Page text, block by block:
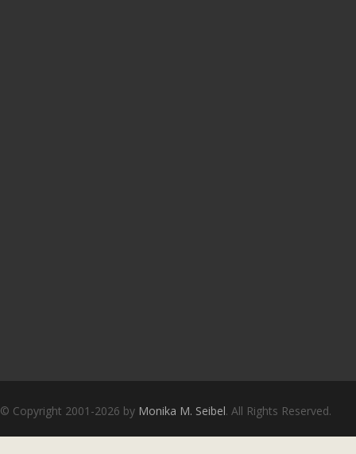
© Copyright 2001-2026 by Monika M. Seibel. All Rights Reserved.